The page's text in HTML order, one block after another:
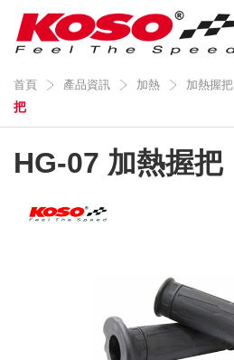
首頁 產品資訊 加熱 加熱握把
把
HG-07 加熱握把